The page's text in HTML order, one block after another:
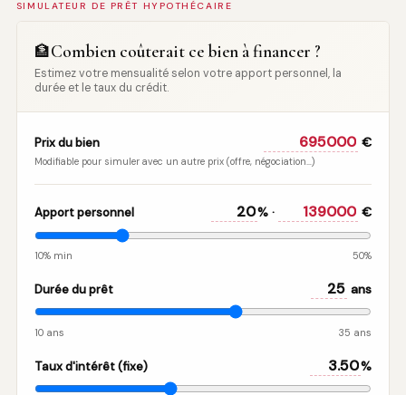
SIMULATEUR DE PRÊT HYPOTHÉCAIRE
🏦Combien coûterait ce bien à financer ?
Estimez votre mensualité selon votre apport personnel, la
durée et le taux du crédit.
Prix du bien €
Modifiable pour simuler avec un autre prix (offre, négociation…)
Apport personnel % · €
10% min 50%
Durée du prêt ans
10 ans 35 ans
Taux d'intérêt (fixe) %